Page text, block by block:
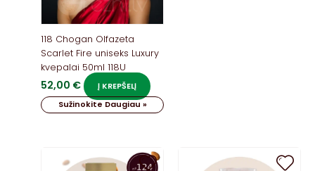
118 Chogan Olfazeta
Scarlet Fire uniseks Luxury
kvepalai 50ml 118U
52,00 €
Į KREPŠELĮ
Sužinokite Daugiau »